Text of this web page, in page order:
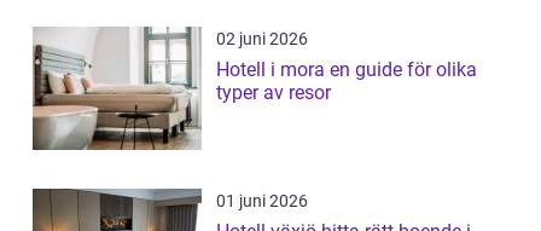
02 juni 2026
Hotell i mora en guide för olika
typer av resor
01 juni 2026